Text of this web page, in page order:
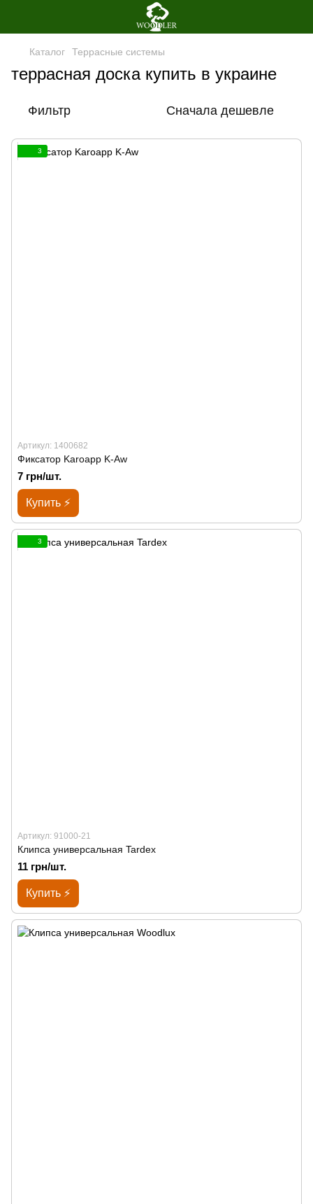
Каталог Террасные системы
террасная доска купить в украине
Фильтр Сначала дешевле
3
Артикул: 1400682
Фиксатор Karoapp K-Aw
7 грн/шт.
Купить ⚡
3
Артикул: 91000-21
Клипса универсальная Tardex
11 грн/шт.
Купить ⚡